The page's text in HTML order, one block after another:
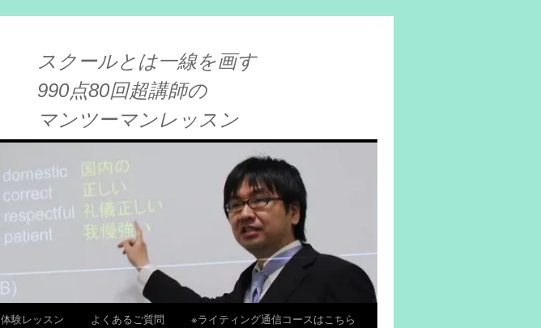
スクールとは一線を画す
990点80回超講師の
マンツーマンレッスン
体験レッスン よくあるご質問
※ライティング通信コースはこちら